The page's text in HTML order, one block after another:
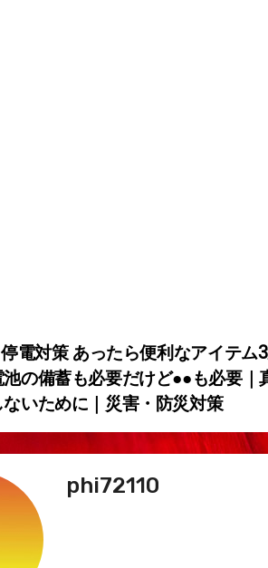
電対策 あったら便利なアイテム
池の備蓄も必要だけど●●も必要｜
いために｜災害・防災対策
phi72110